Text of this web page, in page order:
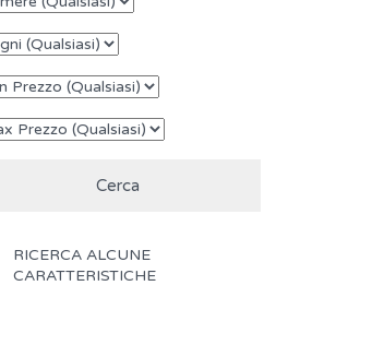
RICERCA ALCUNE
CARATTERISTICHE